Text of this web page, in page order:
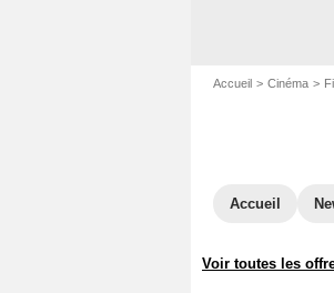
Accueil Cinéma
Accueil
Voir toutes les